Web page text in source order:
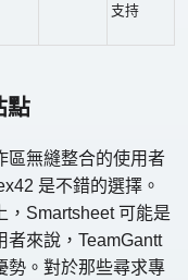
支持
點
區無縫整合的使用者
是不錯的選擇。
，Smartsheet 可能是
者來說，TeamGantt
勢。對於那些尋求專